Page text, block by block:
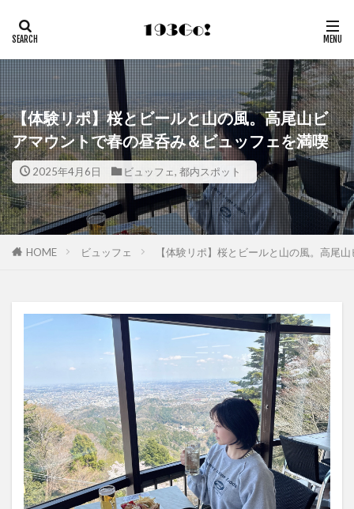
【体験リポ】桜とビールと山の風。高尾山ビ
アマウントで春の昼呑み＆ビュッフェを満喫
2025年4月6日 ビュッフェ, 都内スポット
HOME ビュッフェ 【体験リポ】桜とビールと山の風。高尾